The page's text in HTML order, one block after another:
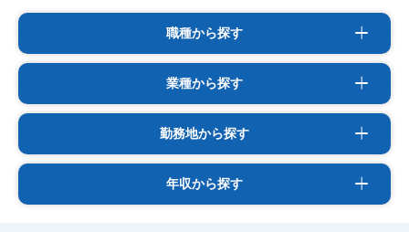
職種から探す
業種から探す
勤務地から探す
年収から探す